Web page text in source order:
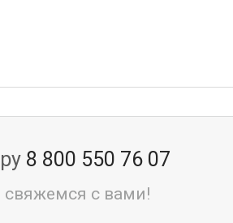
8 800 550 76 07
свяжемся с вами!